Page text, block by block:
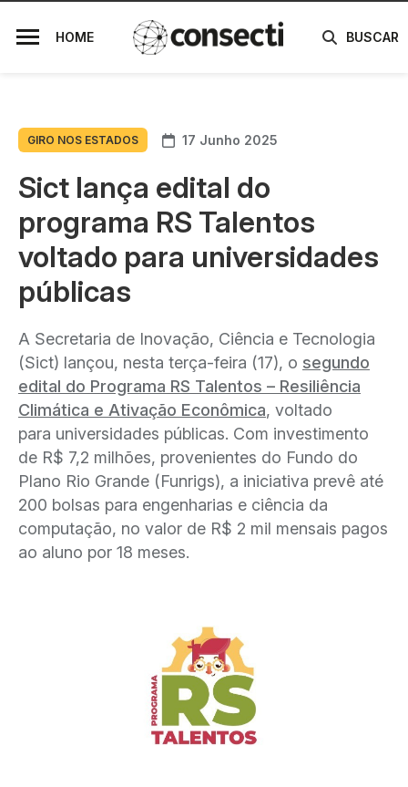
HOME BUSCAR
GIRO NOS ESTADOS 17 Junho 2025
Sict lança edital do
programa RS Talentos
voltado para universidades
públicas
A Secretaria de Inovação, Ciência e Tecnologia
(Sict) lançou, nesta terça-feira (17), o segundo
edital do Programa RS Talentos – Resiliência
Climática e Ativação Econômica, voltado
para universidades públicas. Com investimento
de R$ 7,2 milhões, provenientes do Fundo do
Plano Rio Grande (Funrigs), a iniciativa prevê até
200 bolsas para engenharias e ciência da
computação, no valor de R$ 2 mil mensais pagos
ao aluno por 18 meses.